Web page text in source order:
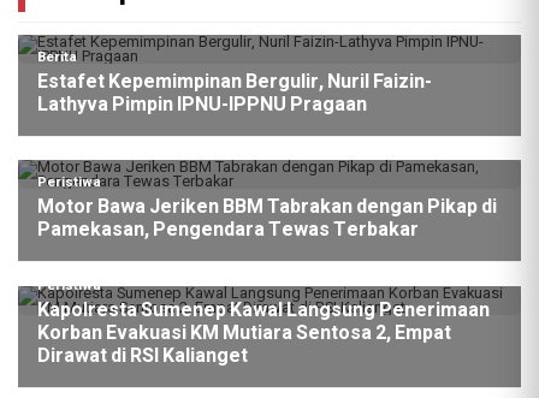
Berita
Estafet Kepemimpinan Bergulir, Nuril Faizin-
Lathyva Pimpin IPNU-IPPNU Pragaan
Peristiwa
Motor Bawa Jeriken BBM Tabrakan dengan Pikap di
Pamekasan, Pengendara Tewas Terbakar
Peristiwa
Kapolresta Sumenep Kawal Langsung Penerimaan
Korban Evakuasi KM Mutiara Sentosa 2, Empat
Dirawat di RSI Kalianget